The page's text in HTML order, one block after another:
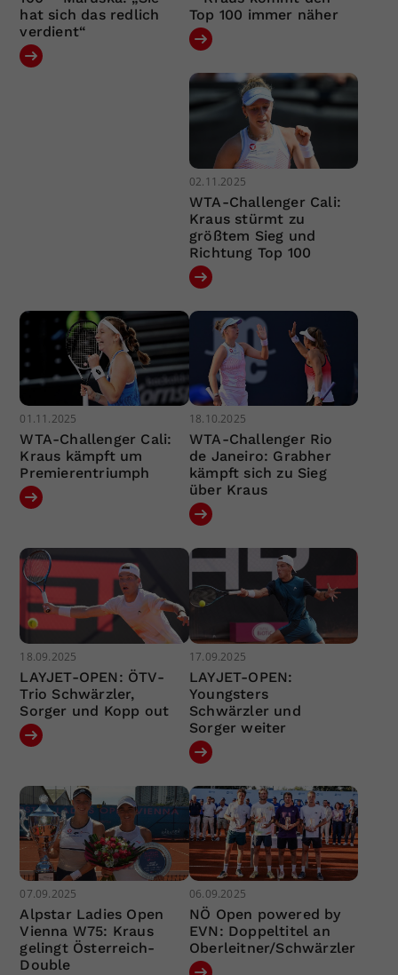
hat sich das redlich
verdient“
Top 100 immer näher
02.11.2025
WTA-Challenger Cali:
Kraus stürmt zu
größtem Sieg und
Richtung Top 100
01.11.2025
WTA-Challenger Cali:
Kraus kämpft um
Premierentriumph
18.10.2025
WTA-Challenger Rio
de Janeiro: Grabher
kämpft sich zu Sieg
über Kraus
18.09.2025
LAYJET-OPEN: ÖTV-
Trio Schwärzler,
Sorger und Kopp out
17.09.2025
LAYJET-OPEN:
Youngsters
Schwärzler und
Sorger weiter
07.09.2025
Alpstar Ladies Open
Vienna W75: Kraus
gelingt Österreich-
Double
06.09.2025
NÖ Open powered by
EVN: Doppeltitel an
Oberleitner/Schwärzler